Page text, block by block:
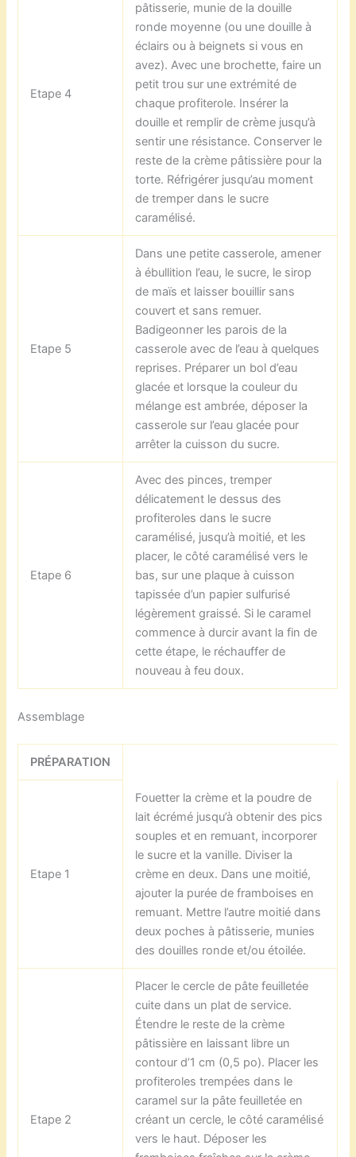
Etape 4
pâtisserie, munie de la douille
ronde moyenne (ou une douille à
éclairs ou à beignets si vous en
avez). Avec une brochette, faire un
petit trou sur une extrémité de
chaque profiterole. Insérer la
douille et remplir de crème jusqu’à
sentir une résistance. Conserver le
reste de la crème pâtissière pour la
torte. Réfrigérer jusqu’au moment
de tremper dans le sucre
caramélisé.
Etape 5
Dans une petite casserole, amener
à ébullition l’eau, le sucre, le sirop
de maïs et laisser bouillir sans
couvert et sans remuer.
Badigeonner les parois de la
casserole avec de l’eau à quelques
reprises. Préparer un bol d’eau
glacée et lorsque la couleur du
mélange est ambrée, déposer la
casserole sur l’eau glacée pour
arrêter la cuisson du sucre.
Etape 6
Avec des pinces, tremper
délicatement le dessus des
profiteroles dans le sucre
caramélisé, jusqu’à moitié, et les
placer, le côté caramélisé vers le
bas, sur une plaque à cuisson
tapissée d’un papier sulfurisé
légèrement graissé. Si le caramel
commence à durcir avant la fin de
cette étape, le réchauffer de
nouveau à feu doux.
Assemblage
PRÉPARATION
Etape 1
Fouetter la crème et la poudre de
lait écrémé jusqu’à obtenir des pics
souples et en remuant, incorporer
le sucre et la vanille. Diviser la
crème en deux. Dans une moitié,
ajouter la purée de framboises en
remuant. Mettre l’autre moitié dans
deux poches à pâtisserie, munies
des douilles ronde et/ou étoilée.
Etape 2
Placer le cercle de pâte feuilletée
cuite dans un plat de service.
Étendre le reste de la crème
pâtissière en laissant libre un
contour d’1 cm (0,5 po). Placer les
profiteroles trempées dans le
caramel sur la pâte feuilletée en
créant un cercle, le côté caramélisé
vers le haut. Déposer les